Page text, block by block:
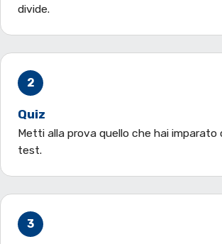
divide.
2
Quiz
Metti alla prova quello che hai imparato
test.
3